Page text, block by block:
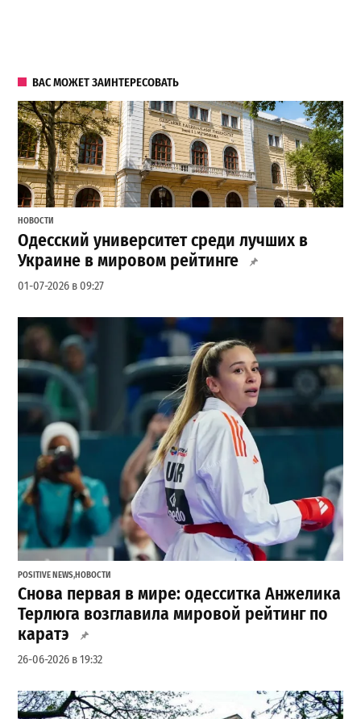
ВАС МОЖЕТ ЗАИНТЕРЕСОВАТЬ
НОВОСТИ
Одесский университет среди лучших в
Украине в мировом рейтинге
01-07-2026 в 09:27
POSITIVE NEWS,НОВОСТИ
Снова первая в мире: одесситка Анжелика
Терлюга возглавила мировой рейтинг по
каратэ
26-06-2026 в 19:32